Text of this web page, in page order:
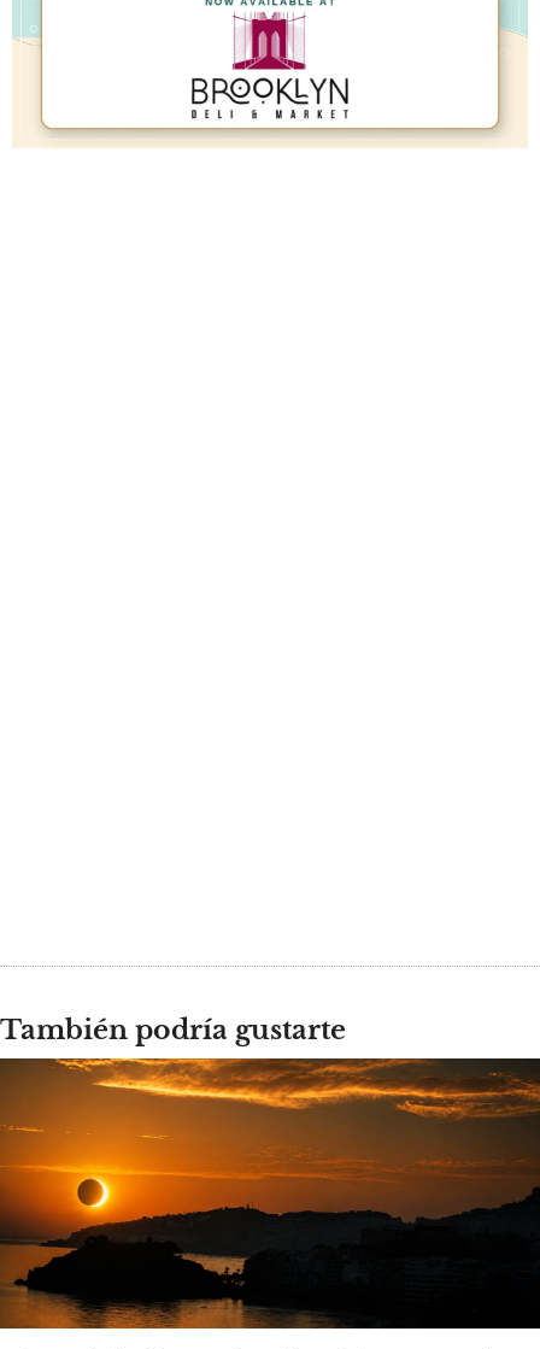
También podría gustarte